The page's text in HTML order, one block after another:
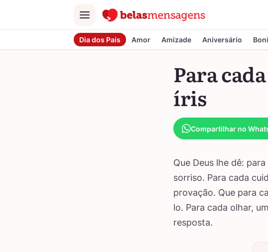
Menu
Dia dos Pais Amor Amizade Aniversário
Para
íris
Compartilhar no
Que Deus lhe dê:
sorriso. Para cada
provação. Que para
lo. Para cada olhar,
resposta.